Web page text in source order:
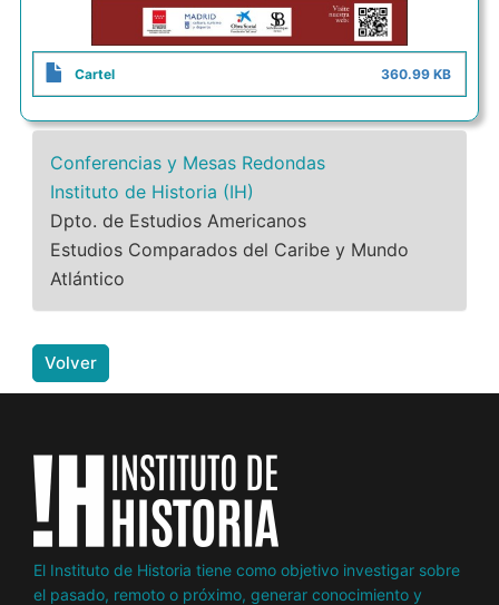
Cartel 360.99 KB
Conferencias y Mesas Redondas
Instituto de Historia (IH)
Dpto. de Estudios Americanos
Estudios Comparados del Caribe y Mundo
Atlántico
Volver
El Instituto de Historia tiene como objetivo investigar sobre
el pasado, remoto o próximo, generar conocimiento y